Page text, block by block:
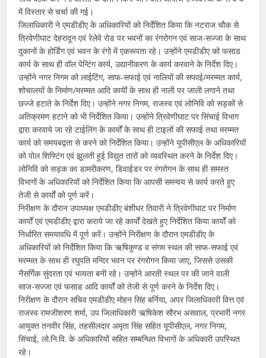
में विस्तार से चर्चा की गई।
जिलाधिकारी ने एमडीडीए के अधिकारियों को निर्देशित किया कि नटराज चौक से
त्रिवेणीघाट देहरादून एवं रेलेवे रोड पर भवनों का रंगरोगन एवं साज-सज्जा के साथ
दुकानों के होर्डिंग एवं भवन के रंगो में एकरूपता रहे। उन्होंने एमडीडीए को फसाड
कार्य के साथ ही वॉल पेन्टिंग कार्य, उद्यानीकरण के कार्य करवाने के निर्देश दिए।
उन्होंने नगर निगम को लाईटिंग, साफ-सफाई एवं नालियों की सफाई/मरम्मत कार्य,
शोचालयों के निर्माण/मरम्मत आदि कार्येां के साथ ही नाली पर जाली लगाने तथा
छज्जे हटाते के निर्देश दिए। उन्होंने नगर निगम, राजस्व एवं लोनिवि को सड़कों से
अतिक्रमण हटाने को भी निर्देशित किया। उन्होंने त्रिवेणीघाट पर सिंचाई विभाग
द्वारा करवाये जा रहे टाईलिंग के कार्यों के साथ ही टाइलों की सफाई तथा मरम्मत
कार्य को समयबद्वता से करने को निर्देशित किया। उन्होंने यूपीसीएल के अधिकारियों
को पोल शिफ्टिंग एवं झूलती हुई विद्युत तारों को व्यवस्थित करने के निर्देश दिए।
लोनिवि को सड़क का डामरीकरण, डिवाईडर पर रंगरोगन के साथ ही समस्त
विभागों के अधिकारियों को निर्देशित किया कि आपसी समन्वय से कार्य करते हुए
तेजी से कार्यों को पूर्ण करें।
निरीक्षण के दौरान उपाध्यक्ष एमडीडीए बंशीधर तिवारी ने त्रिवेणीघाट पर निर्माण
कार्यों एवं एमडीडीए द्वारा कराये जा रहे कार्यों देखते हुए निर्देशित किया कार्यों को
निर्धारित समयावधि में पूर्ण करें। उन्होंने निरीक्षण के दौरान एमडीडीए के
अधिकारियों को निर्देशित किया कि ऋषिकुण्ड व संगम स्थल की साफ-सफाई एवं
मरम्मत के साथ ही रघुपति मन्दिर भवन पर रंगरोगन किया जाए, जिससे उसकी
नैसर्गिक सुंदरता एवं भव्यता बनी रहे। उन्होंने आरती स्थल पर की जाने वाली
साज-सज्जा एवं फसाड आदि कार्यों को तेजी से पूर्ण करने के निर्देश दिए।
निरीक्षण के दौरान सचिव एमडीडीए मोहन सिंह बर्निया, अपर जिलाधिकारी वित्त एवं
राजस्व रामजीशरण शर्मा, उप जिलाधिकारी ऋषिकेश सौरभ असवाल, प्रभारी नगर
आयुक्त तनवीर सिंह, तहसीलदार अमृता सिंह सहित यूपीसीएल, नगर निगम,
सिंचाई, लो.नि.वि. के अधिकारियों सहित सम्बन्धित विभागों के अधिकारी उपस्थित
रहे।